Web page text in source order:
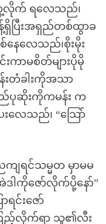
လိုက် ရလေသည်၊
ြီးအရှည်တစ်ထွာခ
ေလေသည်၊စိုးမိုး
ာမစိတ်များပိုမို
တံခါးကိုအသာ
ပုဆိုးကိုကမန်း က
းလေသည်၊ “သြော်
ျရင်သမ္မတ မှာမမ
ါကိုဇော်လိုက်ပို့နော်”
င်းဇော်
ည့်လိုက်ရာ သူ၏လီး